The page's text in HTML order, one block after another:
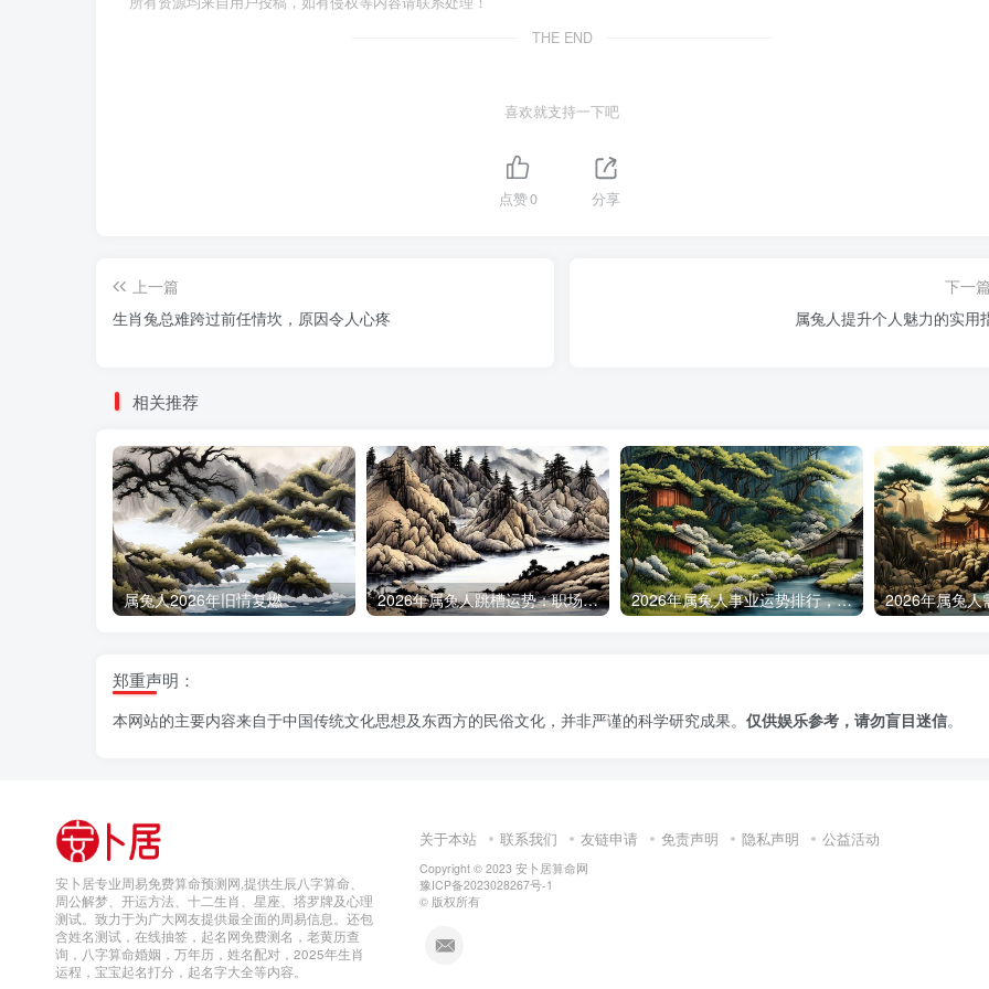
THE END
喜欢就支持一下吧
点赞0 分享
上一篇
生肖兔总难跨过前任情坎，原因令人心疼
下一
属兔人提升个人魅力的实用
相关推荐
属兔人2026年旧情复燃 2026年属兔人跳槽运势：职场变动是否吉利 2026年属兔人事业运势排行，哪些兔年事业运最旺
郑重声明：
本网站的主要内容来自于中国传统文化思想及东西方的民俗文化，并非严谨的科学研究成果。 仅供娱乐参考，请勿盲目迷信。
安卜居专业周易免费算命预测网,提供生辰八字算命、
周公解梦、开运方法、十二生肖、星座、塔罗牌及心理
测试。致力于为广大网友提供最全面的周易信息。还包
含姓名测试，在线抽签，起名网免费测名，老黄历查
询，八字算命婚姻，万年历，姓名配对，2025年生肖
运程，宝宝起名打分，起名字大全等内容。
关于本站 联系我们 友链申请 免责声明 隐私声明 公益活动
Copyright © 2023 安卜居算命网
豫ICP备2023028267号-1
© 版权所有